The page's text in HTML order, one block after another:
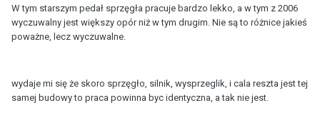
W tym starszym pedał sprzęgła pracuje bardzo lekko, a w tym z 2006
wyczuwalny jest większy opór niż w tym drugim. Nie są to różnice jakieś
poważne, lecz wyczuwalne.
wydaje mi się że skoro sprzęgło, silnik, wysprzeglik, i cala reszta jest tej
samej budowy to praca powinna byc identyczna, a tak nie jest.